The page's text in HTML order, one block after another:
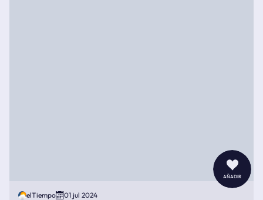
añadir
elTiempo 01 jul 2024